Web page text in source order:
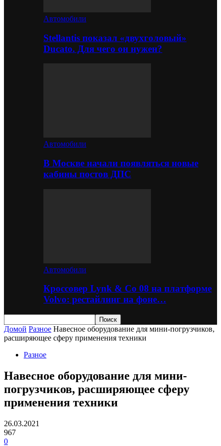
Автомобили
Stellantis показал «двухголовый»
Ducato. Для чего он нужен?
Автомобили
В Москве начали появляться новые
кабины постов ДПС
Автомобили
Кроссовер Lynk & Co 08 на платформе
Volvo: рестайлинг на фоне…
Домой Разное Навесное оборудование для мини-погрузчиков,
расширяющее сферу применения техники
Разное
Навесное оборудование для мини-
погрузчиков, расширяющее сферу
применения техники
26.03.2021
967
0